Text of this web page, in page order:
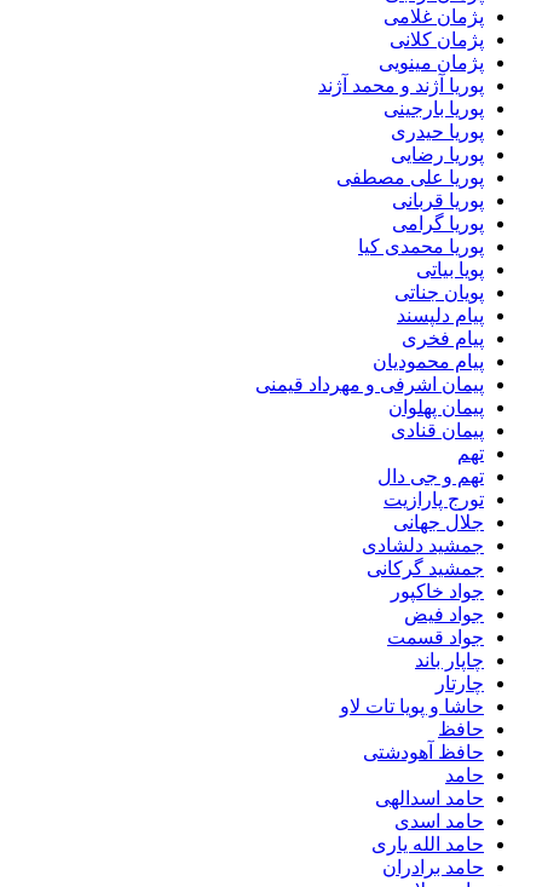
پژمان غلامی
پژمان کلانی
پژمان مینویی
پوریا آژند و محمد آژند
پوریا بارجینی
پوریا حیدری
پوریا رضایی
پوریا علی مصطفی
پوریا قربانی
پوریا گرامی
پوریا محمدی کیا
پویا بیاتی
پویان جناتی
پیام دلپسند
پیام فخری
پیام محمودیان
پیمان اشرفی و مهرداد قیمنی
پیمان پهلوان
پیمان قنادی
تهم
تهم و جی دال
تورج پارازیت
جلال جهانی
جمشید دلشادی
جمشید گرکانی
جواد خاکپور
جواد فیض
جواد قسمت
چاپار باند
چارتار
حاشا و پویا تات لاو
حافظ
حافظ آهودشتی
حامد
حامد اسدالهی
حامد اسدی
حامد الله یاری
حامد برادران